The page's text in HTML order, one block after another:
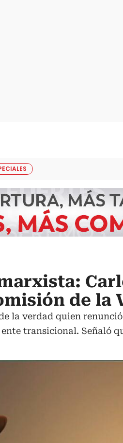
de la
la verdad quien
transicional. Señaló